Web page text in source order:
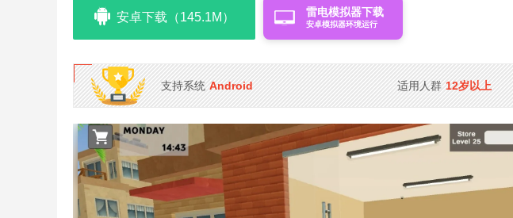
安卓下载（145.1M） 雷电模拟器下载
安卓模拟器环境运行
支持系统 Android 适用人群 12岁以上